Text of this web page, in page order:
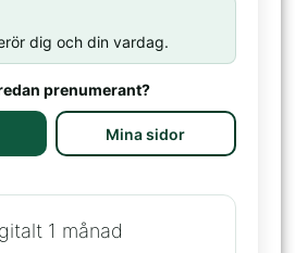
dig och din vardag.
prenumerant?
Mina sidor
1 månad